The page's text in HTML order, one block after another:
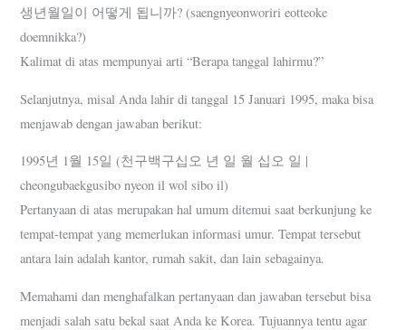
생년월일이 어떻게 됩니까? (saengnyeonworiri eotteoke
doemnikka?)
Kalimat di atas mempunyai arti “Berapa tanggal lahirmu?”
Selanjutnya, misal Anda lahir di tanggal 15 Januari 1995, maka bisa
menjawab dengan jawaban berikut:
1995년 1월 15일 (천구백구십오 년 일 월 십오 일 |
cheongubaekgusibo nyeon il wol sibo il)
Pertanyaan di atas merupakan hal umum ditemui saat berkunjung ke
tempat-tempat yang memerlukan informasi umur. Tempat tersebut
antara lain adalah kantor, rumah sakit, dan lain sebagainya.
Memahami dan menghafalkan pertanyaan dan jawaban tersebut bisa
menjadi salah satu bekal saat Anda ke Korea. Tujuannya tentu agar